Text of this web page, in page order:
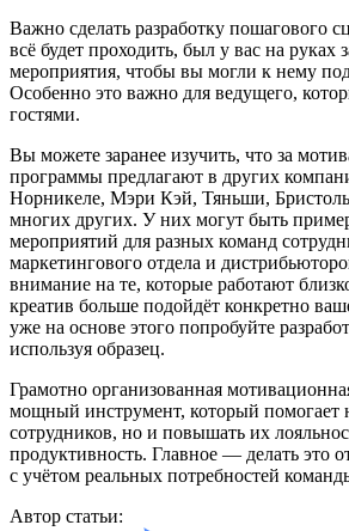
Важно сделать разработку пошагового
всё будет проходить, был у вас на руках
мероприятия, чтобы вы могли к нему
Особенно это важно для ведущего,
гостями.
Вы можете заранее изучить, что за
программы предлагают в других
Норникеле, Мэри Кэй, Тяньши,
многих других. У них могут быть
мероприятий для разных команд
маркетингового отдела и
внимание на те, которые работают
креатив больше подойдёт конкретно
уже на основе этого попробуйте
используя образец.
Грамотно организованная
мощный инструмент, который помогает
сотрудников, но и повышать их
продуктивность. Главное — делать это
с учётом реальных потребностей
Автор статьи: